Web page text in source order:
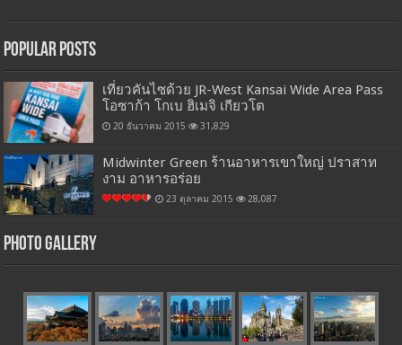
Popular Posts
เที่ยวคันไซด้วย JR-West Kansai Wide Area Pass
โอซาก้า โกเบ ฮิเมจิ เกียวโต
20 ธันวาคม 2015 31,829
Midwinter Green ร้านอาหารเขาใหญ่ ปราสาท
งาม อาหารอร่อย
23 ตุลาคม 2015 28,087
Photo Gallery